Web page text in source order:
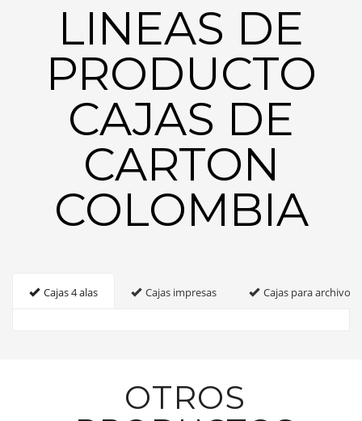
LINEAS DE
PRODUCTO
CAJAS DE
CARTON
COLOMBIA
Cajas 4 alas Cajas impresas Cajas para archivo
OTROS